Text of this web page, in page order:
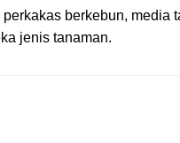
berkebun, media
jenis tanaman.